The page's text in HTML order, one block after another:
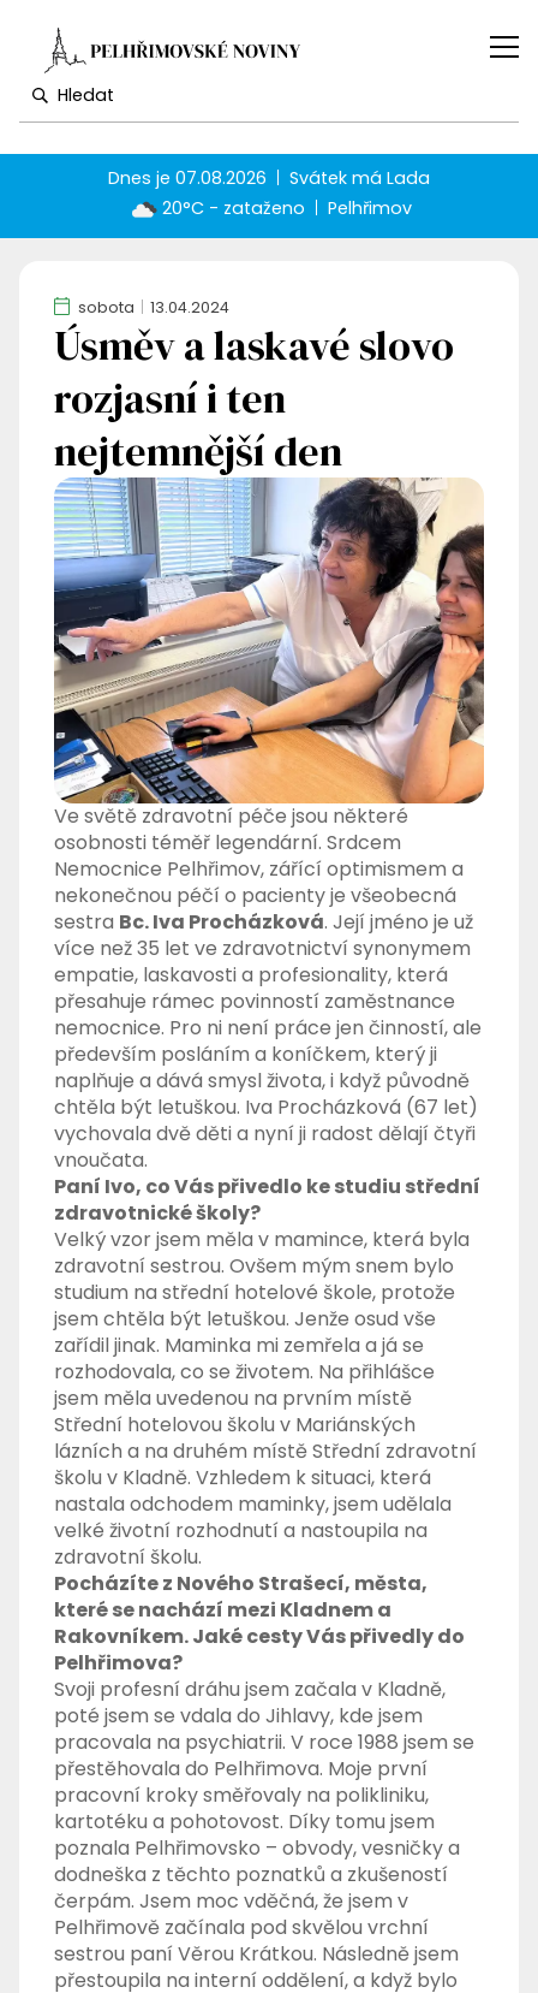
Dnes je07.08.2026 Svátek má Lada
20°C - zataženo
Pelhřimov
sobota 13.04.2024
Úsměv a laskavé slovo
rozjasní i ten
nejtemnější den
Ve světě zdravotní péče jsou některé
osobnosti téměř legendární. Srdcem
Nemocnice Pelhřimov, zářící optimismem a
nekonečnou péčí o pacienty je všeobecná
sestra Bc. Iva Procházková. Její jméno je už
více než 35 let ve zdravotnictví synonymem
empatie, laskavosti a profesionality, která
přesahuje rámec povinností zaměstnance
nemocnice. Pro ni není práce jen činností, ale
především posláním a koníčkem, který ji
naplňuje a dává smysl života, i když původně
chtěla být letuškou. Iva Procházková (67 let)
vychovala dvě děti a nyní ji radost dělají čtyři
vnoučata.
Paní Ivo, co Vás přivedlo ke studiu střední
zdravotnické školy?
Velký vzor jsem měla v mamince, která byla
zdravotní sestrou. Ovšem mým snem bylo
studium na střední hotelové škole, protože
jsem chtěla být letuškou. Jenže osud vše
zařídil jinak. Maminka mi zemřela a já se
rozhodovala, co se životem. Na přihlášce
jsem měla uvedenou na prvním místě
Střední hotelovou školu v Mariánských
lázních a na druhém místě Střední zdravotní
školu v Kladně. Vzhledem k situaci, která
nastala odchodem maminky, jsem udělala
velké životní rozhodnutí a nastoupila na
zdravotní školu.
Pocházíte z Nového Strašecí, města,
které se nachází mezi Kladnem a
Rakovníkem. Jaké cesty Vás přivedly do
Pelhřimova?
Svoji profesní dráhu jsem začala v Kladně,
poté jsem se vdala do Jihlavy, kde jsem
pracovala na psychiatrii. V roce 1988 jsem se
přestěhovala do Pelhřimova. Moje první
pracovní kroky směřovaly na polikliniku,
kartotéku a pohotovost. Díky tomu jsem
poznala Pelhřimovsko – obvody, vesničky a
dodneška z těchto poznatků a zkušeností
čerpám. Jsem moc vděčná, že jsem v
Pelhřimově začínala pod skvělou vrchní
sestrou paní Věrou Krátkou. Následně jsem
přestoupila na interní oddělení, a když bylo